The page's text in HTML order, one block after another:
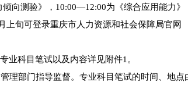
向测验》，10:00—12:00为《综合应用能力》
上旬可登录重庆市人力资源和社会保障局官网
业科目笔试以及内容详见附件1。
理部门指导监督。专业科目笔试的时间、地点